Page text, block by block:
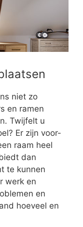
niet zo
en ramen
Twijfelt u
Er zijn voor-
raam heel
dan
te kunnen
werk en
en
hoeveel en